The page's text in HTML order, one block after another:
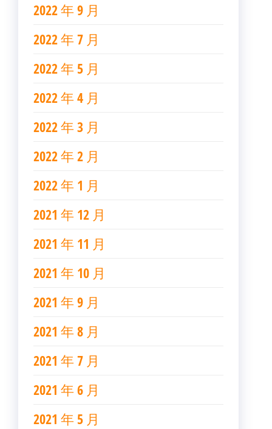
2022 年 9 月
2022 年 7 月
2022 年 5 月
2022 年 4 月
2022 年 3 月
2022 年 2 月
2022 年 1 月
2021 年 12 月
2021 年 11 月
2021 年 10 月
2021 年 9 月
2021 年 8 月
2021 年 7 月
2021 年 6 月
2021 年 5 月